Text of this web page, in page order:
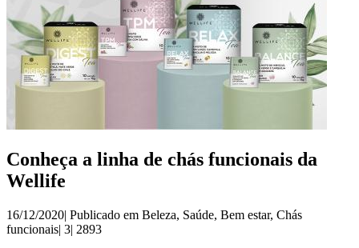
Conheça a linha de chás funcionais da
Wellife
16/12/2020| Publicado em Beleza, Saúde, Bem estar, Chás
funcionais| 3| 2893